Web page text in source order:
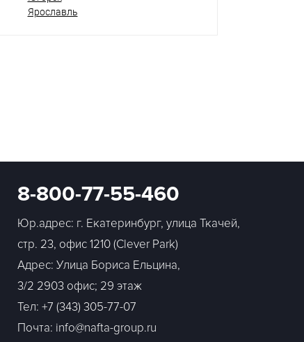
Ярославль
8-800-77-55-460
Юр.адрес: г. Екатеринбург, улица Ткачей,
стр. 23, офис 1210 (Clever Park)
Адрес: Улица Бориса Ельцина,
3/2 2903 офис; 29 этаж
Тел: +7 (343) 305-77-07
Почта: info@nafta-group.ru